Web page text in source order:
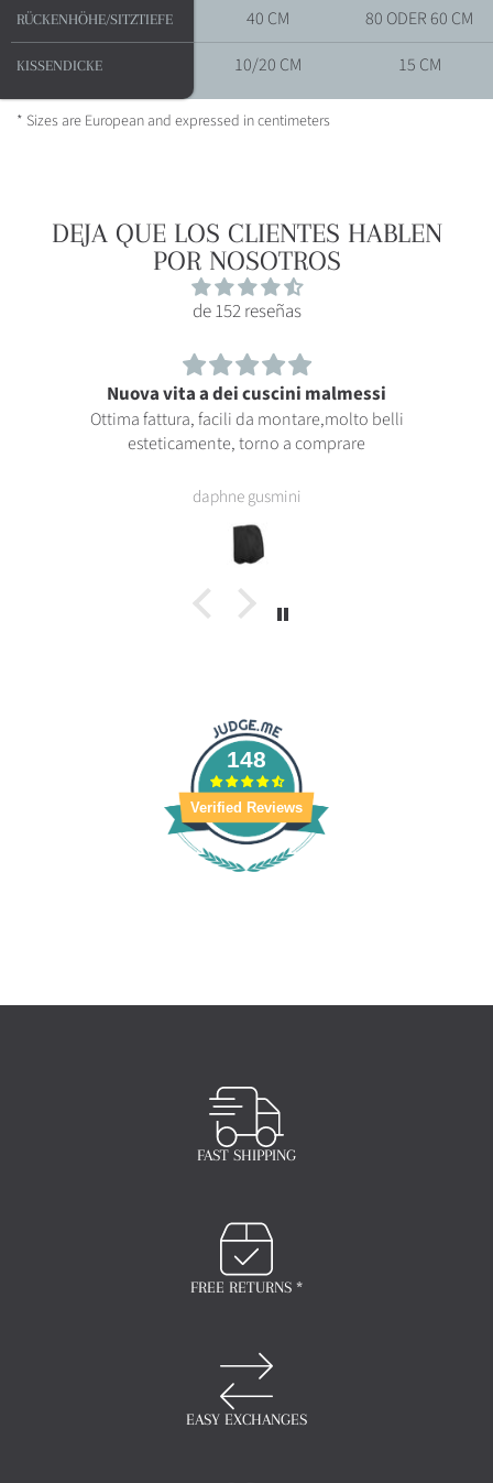
RÜCKENHÖHE/SITZTIEFE
KISSENDICKE
RÜCKENHÖHE/SITZTIEFE 40 CM 80 ODER 60 CM
KISSENDICKE 10/20 CM 15 CM
* Sizes are European and expressed in centimeters
DEJA QUE LOS CLIENTES HABLEN
POR NOSOTROS
de 152 reseñas
Nuova vita a dei cuscini malmessi
Ottima fattura, facili da montare,molto belli
esteticamente, torno a comprare
daphne gusmini
148
Verified Reviews
FAST SHIPPING
FREE RETURNS *
EASY EXCHANGES